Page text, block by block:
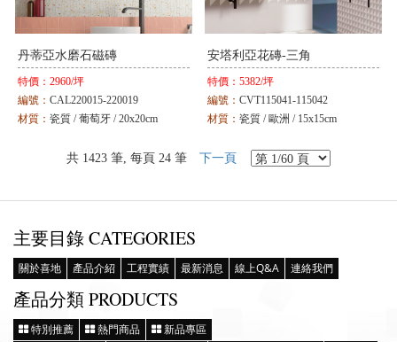
丹蒂亞水磨石磁磚
特價： 2960/坪
編號： CAL220015-220019
材質： 瓷質 / 葡萄牙 / 20x20cm
安塔利亞花磚-三角
特價： 5382/坪
編號： CVT115041-115042
材質： 瓷質 / 歐洲 / 15x15cm
共 1423 筆, 每頁 24 筆 下一頁
主要目錄 CATEGORIES
關於喜地 產品介紹 工程實績 最新消息 線上Q&A 連絡我們
產品分類 PRODUCTS
特別推薦 熱門商品
新品專區